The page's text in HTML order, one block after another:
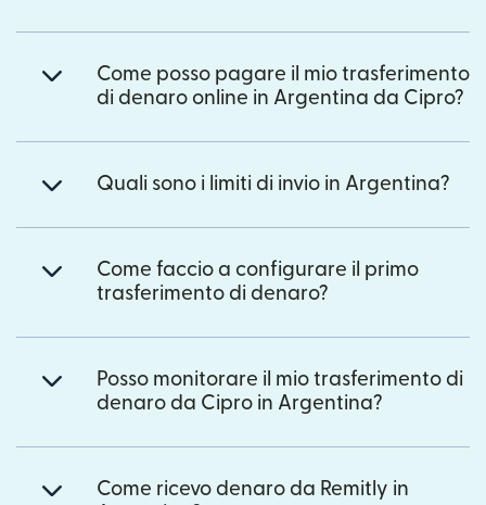
Come posso pagare il mio trasferimento
di denaro online in Argentina da Cipro?
Quali sono i limiti di invio in Argentina?
Come faccio a configurare il primo
trasferimento di denaro?
Posso monitorare il mio trasferimento di
denaro da Cipro in Argentina?
Come ricevo denaro da Remitly in